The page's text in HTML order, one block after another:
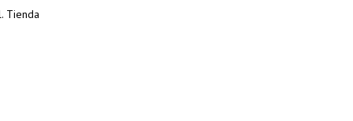
Tienda